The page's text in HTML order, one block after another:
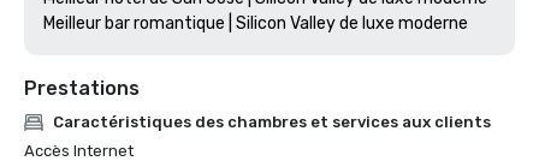
Prestations
Caractéristiques des chambres et services aux clients
Accès Internet